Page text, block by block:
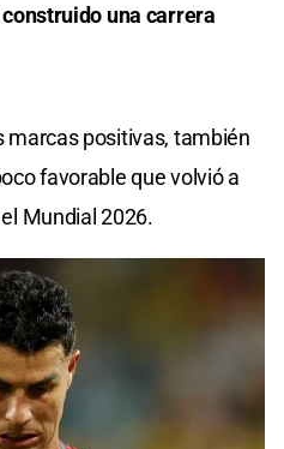
una carrera
marcas positivas, también
favorable que volvió a
Mundial 2026.